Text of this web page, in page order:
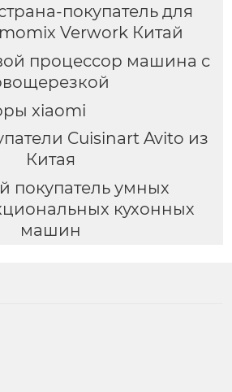
покупатель для
Verwork Китай
процессор машина с
xiaomi
Cuisinart Avito из
Китая
покупатель умных
кухонных
машин